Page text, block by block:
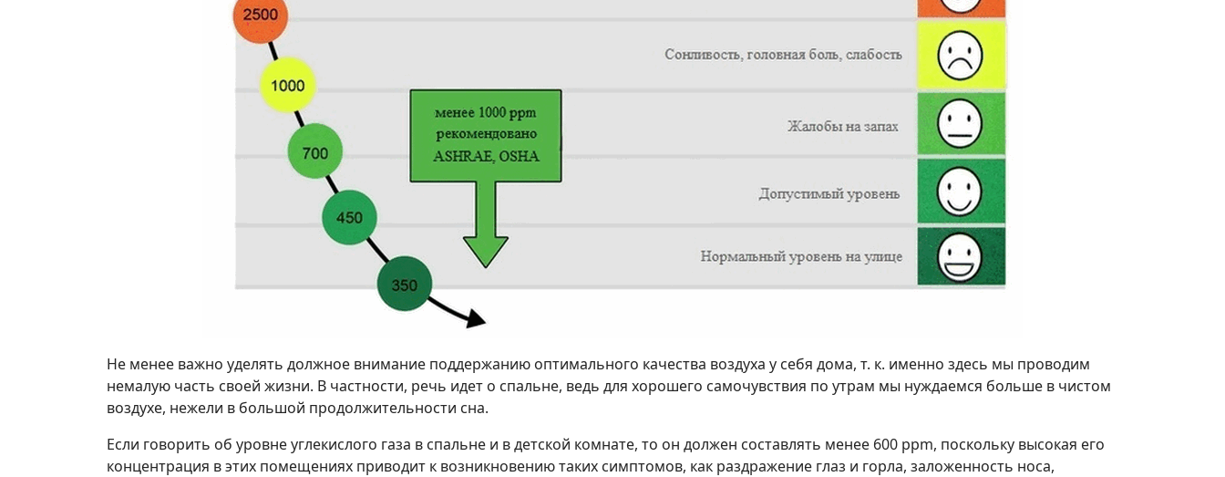
Не менее важно уделять должное внимание поддержанию оптимального качества воздуха у себя дома, т. к. именно здесь мы проводим
немалую часть своей жизни. В частности, речь идет о спальне, ведь для хорошего самочувствия по утрам мы нуждаемся больше в чистом
воздухе, нежели в большой продолжительности сна.
Если говорить об уровне углекислого газа в спальне и в детской комнате, то он должен составлять менее 600 ppm, поскольку высокая его
концентрация в этих помещениях приводит к возникновению таких симптомов, как раздражение глаз и горла, заложенность носа,